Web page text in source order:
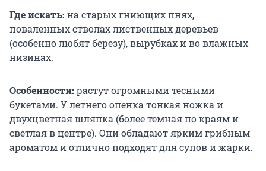
Где искать: на старых гниющих пнях,
поваленных стволах лиственных деревьев
(особенно любят березу), вырубках и во влажных
низинах.
Особенности: растут огромными тесными
букетами. У летнего опенка тонкая ножка и
двухцветная шляпка (более темная по краям и
светлая в центре). Они обладают ярким грибным
ароматом и отлично подходят для супов и жарки.